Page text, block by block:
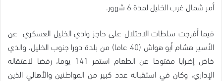
أمر شمال غرب الخليل لمدة 6 شهور.
فيما أفرجت سلطات الاحتلال على حاجز وادي الخليل العسكري عن
الأسير هشام أبو هواش (40 عاما) من بلدة دورا جنوب الخليل، والذي
خاض إضرابا مفتوحا عن الطعام استمر 141 يوما، رفضا لاعتقاله
الإداري، وكان في استقباله عدد كبير من المواطنين والأهالي الذين